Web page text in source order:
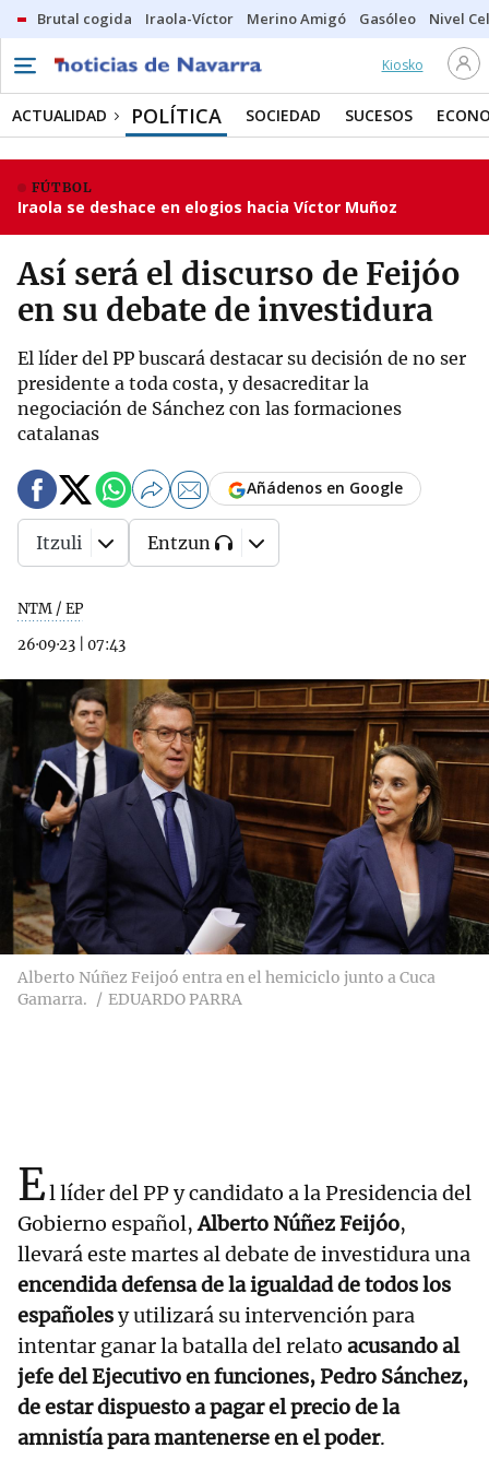
Brutal cogida Iraola-Víctor Merino Amigó Gasóleo Nivel
Kiosko
ACTUALIDAD POLÍTICA SOCIEDAD SUCESOS
FÚTBOL
Iraola se deshace en elogios hacia Víctor Muñoz
Así será el discurso de Feijóo
en su debate de investidura
El líder del PP buscará destacar su decisión de no ser
presidente a toda costa, y desacreditar la
negociación de Sánchez con las formaciones
catalanas
NTM / EP
26·09·23
07:43
Añádenos en Google
Itzuli Entzun
Alberto Núñez Feijoó entra en el hemiciclo junto a Cuca
Gamarra.
EDUARDO PARRA
El líder del PP y candidato a la Presidencia del
Gobierno español,Alberto Núñez Feijóo,
llevará este martes al debate de investidura una
encendida defensa de la igualdad de todos los
españolesy utilizará su intervención para
intentar ganar la batalla del relato acusando al
jefe del Ejecutivo en funciones, Pedro Sánchez,
de estar dispuesto a pagar el precio de la
amnistía para mantenerse en el poder.